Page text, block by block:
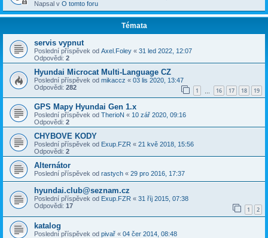
Napsal v O tomto foru
Témata
servis vypnut
Poslední příspěvek od Axel.Foley « 31 led 2022, 12:07
Odpovědi: 2
Hyundai Microcat Multi-Language CZ
Poslední příspěvek od mikaccz « 03 lis 2020, 13:47
Odpovědi: 282 1 16 17 18 19
GPS Mapy Hyundai Gen 1.x
Poslední příspěvek od TherioN « 10 zář 2020, 09:16
Odpovědi: 2
CHYBOVE KODY
Poslední příspěvek od Exup.FZR « 21 kvě 2018, 15:56
Odpovědi: 2
Alternátor
Poslední příspěvek od rastych « 29 pro 2016, 17:37
hyundai.club@seznam.cz
Poslední příspěvek od Exup.FZR « 31 říj 2015, 07:38
Odpovědi: 17 1 2
katalog
Poslední příspěvek od pivař « 04 čer 2014, 08:48